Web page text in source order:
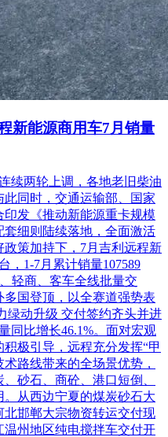
月15日 11:00;
文件采用网上递交的方式，
子招投标交易平台
，无需提供纸质投标文
标现场。开标网址：
开标网址：
递交的光盘，样品等材料，
杭州市曙光路140号(浙江省
放室)。递交光盘，样品等
书及身份证原件(法定代表
络状况，须预留充足时间上
前完成上传，投标文件大小
务必进行文件压缩等技术处
标截止时间发生网络拥堵等
风险。开标地址：杭州市曙
地铁集团总部T2楼
新能源商用车7月销量
续两轮上调，各地老旧柴油
同时，交通运输部、国家
发《推动新能源重卡规模
细则陆续落地，全面激活
策加持下，7月吉利远程新
，1-7月累计销量107589
轻商、客车全线批量交
国登顶，以全赛道强势表
绿动升级 交付签约齐头并进
同比增长46.1%。面对宏观
极引导，远程充分发挥“甲
路线带来的全场景优势，
砂石、商砼、港口短倒、
从西边宁夏的煤炭砂石大
邯郸大宗物资转运交付现
州地区纯电搅拌车交付开